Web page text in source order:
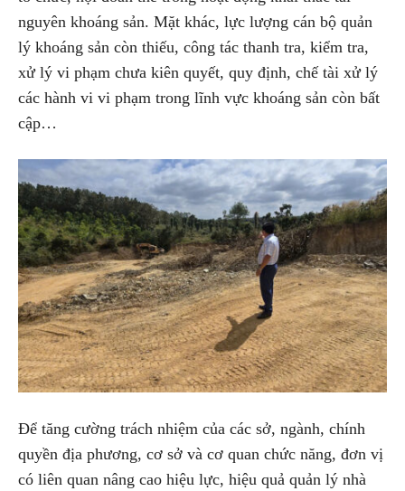
nguyên khoáng sản. Mặt khác, lực lượng cán bộ quản
lý khoáng sản còn thiếu, công tác thanh tra, kiểm tra,
xử lý vi phạm chưa kiên quyết, quy định, chế tài xử lý
các hành vi vi phạm trong lĩnh vực khoáng sản còn bất
cập…
Để tăng cường trách nhiệm của các sở, ngành, chính
quyền địa phương, cơ sở và cơ quan chức năng, đơn vị
có liên quan nâng cao hiệu lực, hiệu quả quản lý nhà